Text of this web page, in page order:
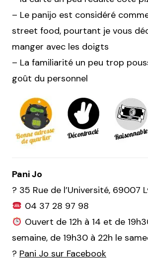
– Le panijo est considéré
street food, pourtant je vous
manger avec les doigts
– La familiarité un peu trop
goût du personnel
Pani Jo
? 35 Rue de l’Université, 69007
04 37 28 97 98
Ouvert de 12h à 14 et de
semaine, de 19h30 à 22h le
? Pani Jo sur Facebook